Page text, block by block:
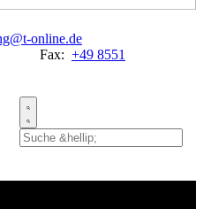
online.de
Fax: +49 8551